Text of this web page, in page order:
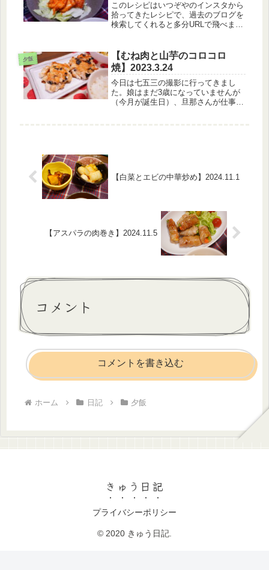
このレシピはいつぞやのインスタから
拾ってきたレシピで、過去のブログを
検索してくれると多分URLで飛べま
ょっとETF追加で買ったけど今日まで
待てばよかったかな～でもな～
（笑）...
夕飯
【むね肉と山芋のコロコロ
焼】2023.3.24
今日は七五三の撮影に行ってきまし
た。娘はまだ3歳になっていませんが
（今月が誕生日）、旦那さんが仕事復
【白菜とエビの中華炒め】2024.11.1
【アスパラの肉巻き】2024.11.5
コメント
コメントを書き込む
ホーム 日記 夕飯
きゅう日記
プライバシーポリシー
© 2020 きゅう日記.